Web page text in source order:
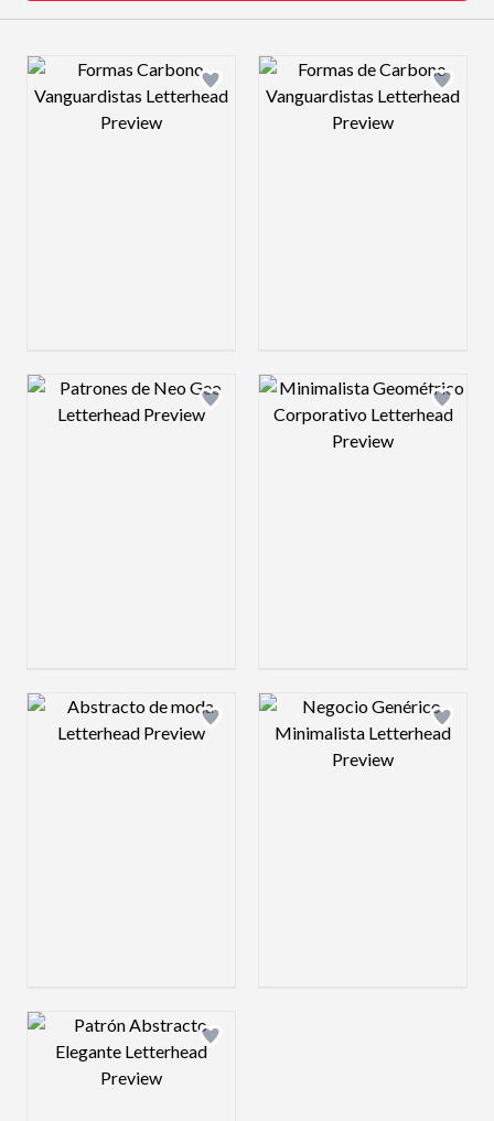
Design preview image Design preview
Design preview image Design preview
Design preview image Design preview
Design preview image